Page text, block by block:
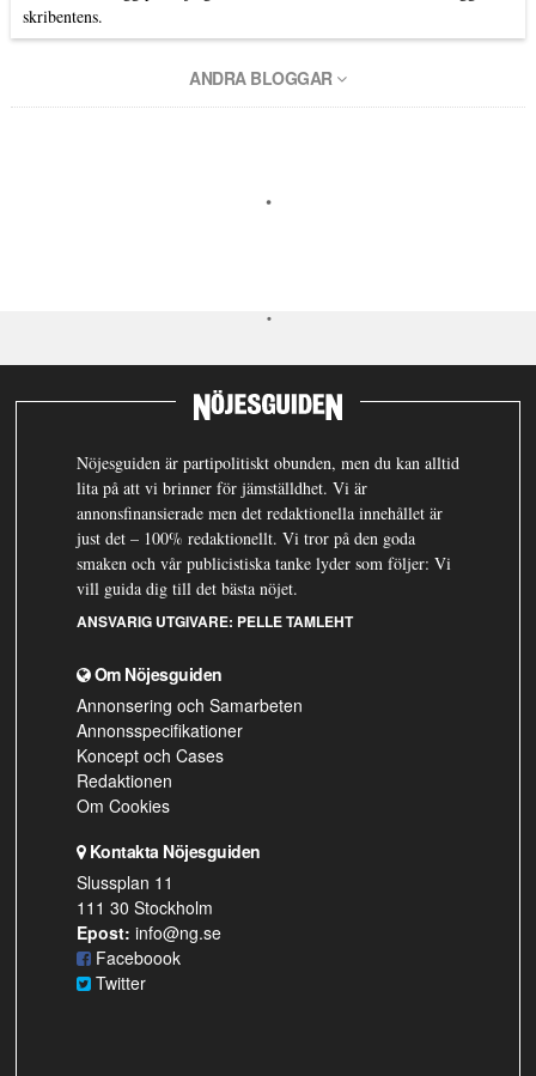
skribentens.
ANDRA BLOGGAR
Nöjesguiden är partipolitiskt obunden, men du kan alltid
lita på att vi brinner för jämställdhet. Vi är
annonsfinansierade men det redaktionella innehållet är
just det – 100% redaktionellt. Vi tror på den goda
smaken och vår publicistiska tanke lyder som följer: Vi
vill guida dig till det bästa nöjet.
ANSVARIG UTGIVARE: PELLE TAMLEHT
Om Nöjesguiden
Annonsering och Samarbeten
Annonsspecifikationer
Koncept och Cases
Redaktionen
Om Cookies
Kontakta Nöjesguiden
Slussplan 11
111 30 Stockholm
Epost: info@ng.se
Faceboook
Twitter